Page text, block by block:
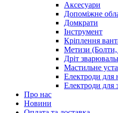
Аксесуари
Допоміжне
Домкрати
Інструмент
Кріплення
Метизи
Дріт
Мастильне
Електроди для
Електроди для
Про нас
Новини